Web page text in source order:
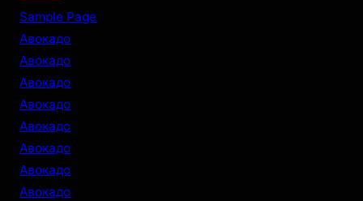
r
Sample Page
Авокадо
Авокадо
Авокадо
Авокадо
Авокадо
Авокадо
Авокадо
Авокадо